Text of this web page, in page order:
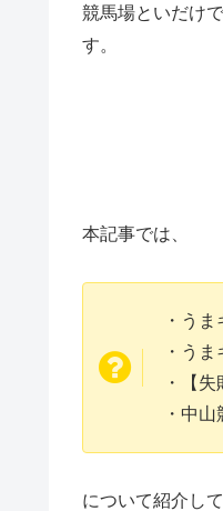
競馬場といだけ
す。
本記事では、
・う
・う
・【
・中
について紹介し